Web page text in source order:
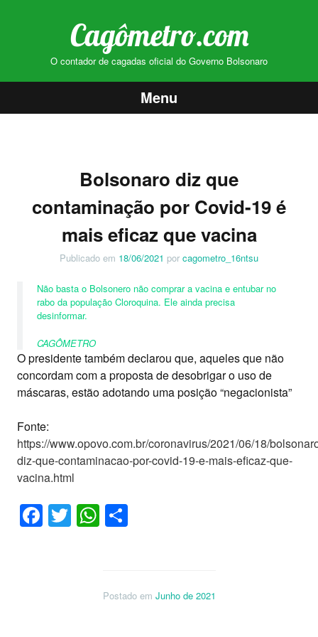
Cagômetro.com
O contador de cagadas oficial do Governo Bolsonaro
Menu
Bolsonaro diz que
contaminação por Covid-19 é
mais eficaz que vacina
Publicado em 18/06/2021 por cagometro_16ntsu
Não basta o Bolsonero não comprar a vacina e entubar no
rabo da população Cloroquina. Ele ainda precisa
desinformar.
CAGÔMETRO
O presidente também declarou que, aqueles que não
concordam com a proposta de desobrigar o uso de
máscaras, estão adotando uma posição “negacionista”
Fonte:
https://www.opovo.com.br/coronavirus/2021/06/18/
diz-que-contaminacao-por-covid-19-e-mais-eficaz-que-
vacina.html
Facebook
TwitterWhatsApp
Postado em Junho de 2021